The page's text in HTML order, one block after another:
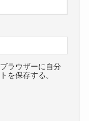
ラウザーに自分
を保存する。